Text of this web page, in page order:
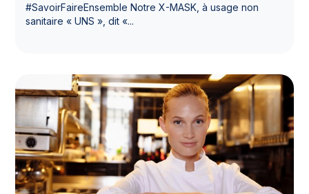
#SavoirFaireEnsemble Notre X-MASK, à usage non
sanitaire « UNS », dit «...